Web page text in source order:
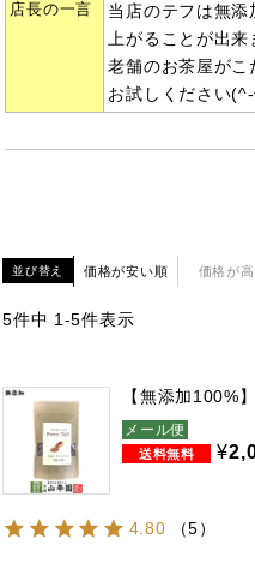
店長の一言
当店のテフは無添
上がることが出来
老舗のお茶屋がこ
お試しください
並び替え 価格が安い順 価格が
5件中 1 -5件表示
【無添加100%
メール便
¥
4.80
（5）